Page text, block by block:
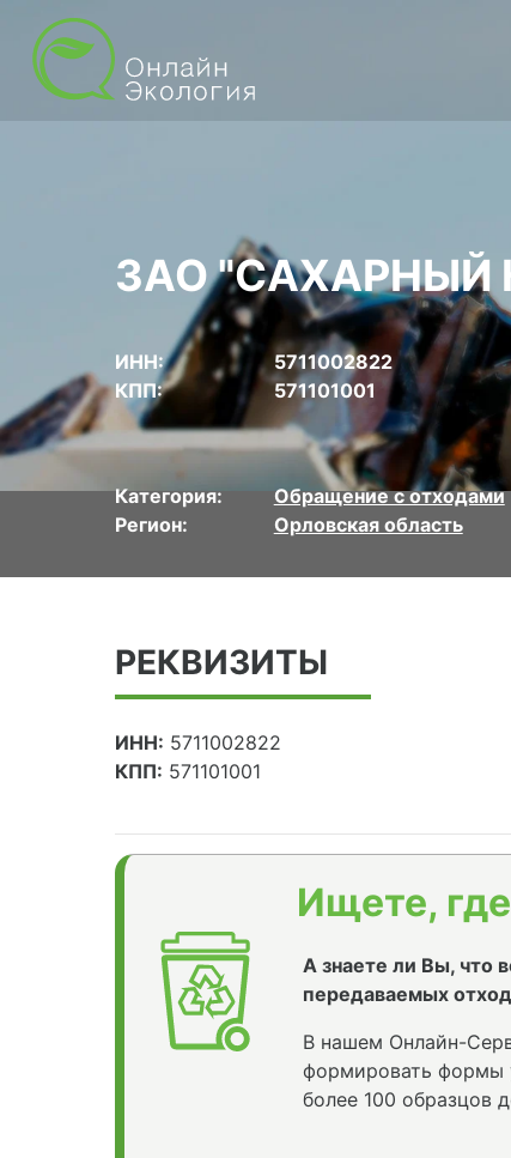
ЗАО "САХАРНЫЙ
ИНН:
5711002822
КПП:
571101001
Категория: Обращение с отходами
Регион:
Орловская область
РЕКВИЗИТЫ
ИНН: 5711002822
КПП: 571101001
Ищете,
А знаете ли Вы, что
передаваемых
В нашем Онлайн-
формировать формы
более 100 образцов